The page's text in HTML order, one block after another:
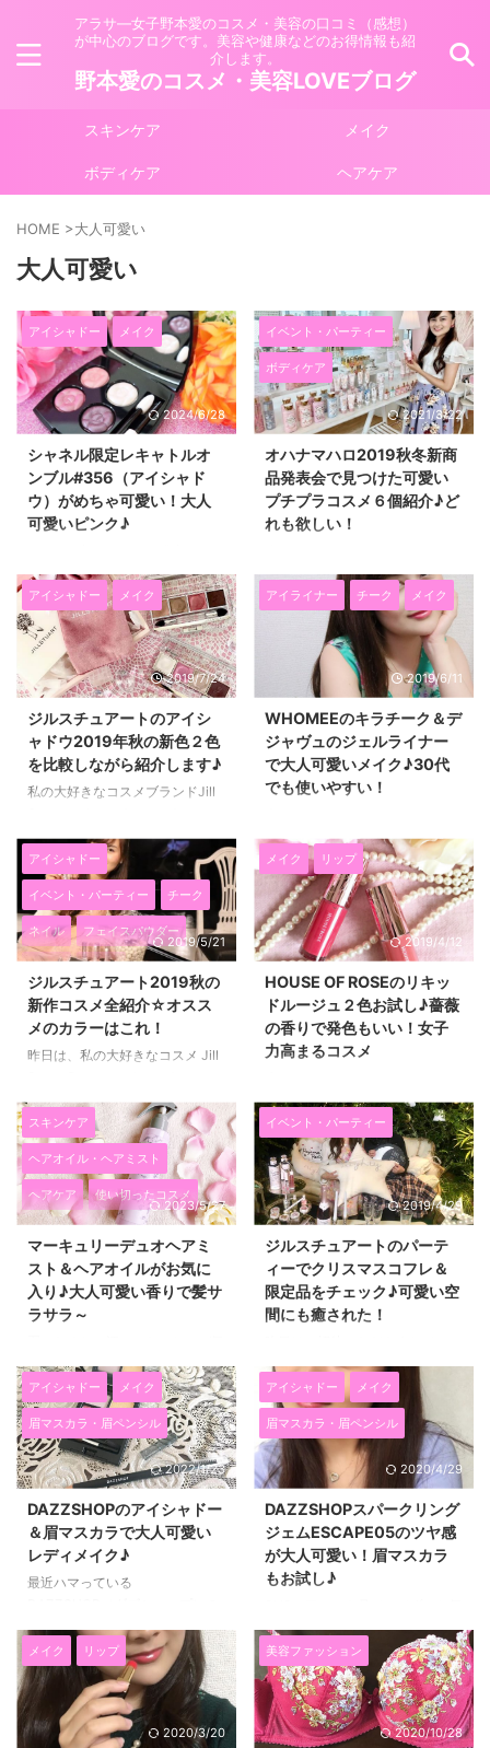
アラサ―女子野本愛のコスメ・美容の口コミ（感想）
が中心のブログです。美容や健康などのお得情報も紹
介します。
野本愛のコスメ・美容LOVEブログ
スキンケア メイク
ボディケア ヘアケア
HOME >大人可愛い
大人可愛い
アイシャドー メイク
2024/6/28
シャネル限定レキャトルオ
ンブル#356（アイシャド
ウ）がめちゃ可愛い！大人
可愛いピンク♪
た、 シャネルの４色入りアイシ
ャドー レキャトルオンブルの356
番（オー フィル デ フルール） を
シンガポール旅行中に購入しまし
た(*^▽^*) 日本では7000円+消
費税だったのですが、 シンガポ
ールでは、100SPDだったので、
シンガポールの方が少し高かった
かも（笑） アイシャドーがお花
の形になっていて、すごくかわい
い！ しかも色もピンク系なの
やすくて とてもお気に入りです
(^^)/ 大人可愛いが好きな女性は
持っていて損のな ...
イベント・パーティー
ボディケア
2021/3/22
オハナマハロ2019秋冬新商
品発表会で見つけた可愛い
プチプラコスメ６個紹介♪ど
れも欲しい！
ハナマハロ）の2019秋冬の新商
品発表会に参加しました。 会場
が渋谷のクオーツギャラリー９階
だったので、 明るい光が差し込
んで、可愛い商品と明るい雰囲気
の発表会でした☆ オハナマハロ
は今シーズンから、商品の展開が
ぐっと広がって、 色々なシーン
でいい香りと可愛いパッケージが
楽しめるように進化していました
よ(*^▽^*) オハナマハロから、リ
目と苺やピーチなど可愛い香り♪
私が今回特に気になったのが、
フレグランスリップエッセンスオ
イル（1,6 ...
アイシャドー メイク
2019/7/24
ジルスチュアートのアイシ
ャドウ2019年秋の新色２色
を比較しながら紹介します♪
私の大好きなコスメブランドJill
ら、 ２０１９年８月２日に発売
されるFall Collectionのアイシャ
ドウ ☆ジルスチュアート エタ
ーナルクチュール アイズ ベル
べット01番（never-ending
love） ☆ジルスチュアート エ
ターナルクチュール アイズ シ
マー04番（morning wish） の２
つを一足早くお試ししたので、使
った感想を紹介したいともいます
(^^)/ どちらも普段使いするのに
...
アイライナー チーク メイク
2019/6/11
WHOMEEのキラチーク＆デ
ジャヴュのジェルライナー
で大人可愛いメイク♪30代
でも使いやすい！
2019×クールスタイルのイベント
で いただいた、WHOMEEのキラ
チークダイナボール キラレッド
１（1,800円）と、 デジャヴュの
ラスティンファインaクリームペ
ンシル（ライトブラウン）を使っ
てメイクをしてみました♪ 実際に
使ってみて、30代でも普段使い
しやすい２アイテムだと思いまし
た！ WHOMEEのチークは、容量
が多いので長持ちしそうですし、
イトブラウンなのに目力でやすい
♪ とても使えるプチプラコスメだ
ったので、詳しく紹介したいと思
います( ...
アイシャドー
イベント・パーティー チーク
ネイル フェイスパウダー
2019/5/21
ジルスチュアート2019秋の
新作コスメ全紹介☆オスス
メのカラーはこれ！
昨日は、私の大好きなコスメ Jill
トビューティー）の 2019年秋コ
レクションの発表イベントに参加
してきました(^^)/ 2019年8月2日
に発売される新作コスメを沢山試
しましたので、 早速紹介したい
と思います(^^)/ 2019年秋のジル
スチュアートは、 ジルスチュア
ートらしいキラキラとした輝きと
可愛さもありながら、 大人っぽ
い落ち着いた色合いで秋冬にかな
り使えそうです！！ ぶっちゃけ
た！ ジルスチュア ...
メイク リップ
2019/4/12
HOUSE OF ROSEのリキッ
ドルージュ２色お試し♪薔薇
の香りで発色もいい！女子
力高まるコスメ
ス オブ ローゼ）の ロゼジュ
ールリキッドルージュ（ハッピー
ローズ（HR）、ハッピーピンク
（HP）） の２色いただいて、使
ってみたのですが、 発色もよく
て、潤い感も香りもよかったので
パッケージのキャップの部分にも
薔薇が描かれていて持っているだ
けで女子力が上がりそう！ ハウ
スオブローゼのコスメを使うのは
天然由来成分の配合や自然の香
り、肌に負担のかかる成分を極力
避けるなどした コ ...
スキンケア
ヘアオイル・ヘアミスト
ヘアケア 使い切ったコスメ
2023/5/27
マーキュリーデュオヘアミ
スト＆ヘアオイルがお気に
入り♪大人可愛い香りで髪サ
ラサラ～
になるので、 いい香りのヘアフ
レグランスやヘアミストが欲しく
なります(*^▽^*) 今使っているの
は、７月末に発売になったばかり
の MERCURYDUO（マーキュリ
ーデュオ）のエレガンスヘアミス
ーデュオのエレガンスヘアオイル
を使っていて、 香りが気に入っ
ていたので、ミストも使ってみる
ことにしました。 マーキュリー
wakka（めがみのわっか）」と
コラボ してるんですよ～♪ マー
キュリ ...
イベント・パーティー
2019/4/29
ジルスチュアートのパーテ
ィーでクリスマスコフレ＆
限定品をチェック♪可愛い空
間にも癒された！
可愛くて大好きなコスメブランド
「Jillstuartbeaty（ジルスチュア
ートビューティー）」の JILL
STUART × MORGAN LANE ～
pajama party～ プレオープンパ
ーティーに参加しました♪ 2017
Tokyo Apartment Cafeで、 ジル
スチュアートさんの長女モーガン
さんが手がけるランジェリーブラ
ンド「MORGAN LANE（モーガ
ントが開催され ...
アイシャドー メイク
眉マスカラ・眉ペンシル
2022/1/23
DAZZSHOPのアイシャドー
＆眉マスカラで大人可愛い
レディメイク♪
最近ハマっている
コスメ！ 発色が良くて使いやす
いアイテムが多いんですよね～
(*^▽^*) 今回は、アイシャドーの
クアトロアイパレット05番と、
ラスティングアイブロウペンシル
のボールブラウンを使ってメイク
アイシャドー メイク
眉マスカラ・眉ペンシル
2020/4/29
DAZZSHOPスパークリング
ジェムESCAPE05のツヤ感
が大人可愛い！眉マスカラ
もお試し♪
になっていた、 DAZZSHOP（ダ
ズショップ）のスパークリングジ
ェムと デライトフルアイブロウ
マスカラ（眉マスカラ）をゲット
しましたぁ～～(*^▽^*)
DAZZSHOPスパークリングジェ
メイク リップ
2020/3/20
美容ファッション
2020/10/28